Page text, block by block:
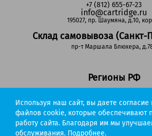
+7 (812) 655-67-23
info@cartridge.ru
195027, пр. Шаумяна, д.10,
Склад самовывоза (Санкт-
пр-т Маршала Блюхера,
Регионы РФ
(звонок
info@cartridge.ru
Cartridge.ru 2012-2026. Все права
Используя наш сайт, вы даете согласие
файлов cookie, которые обеспечивают
работу сайта. Благодаря им мы
обслуживания. Подробнее.